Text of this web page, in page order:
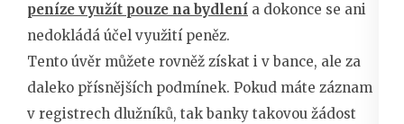
peníze využít pouze na bydlení a dokonce se ani
nedokládá účel využití peněz.
Tento úvěr můžete rovněž získat i v bance, ale za
daleko přísnějších podmínek. Pokud máte záznam
v registrech dlužníků, tak banky takovou žádost